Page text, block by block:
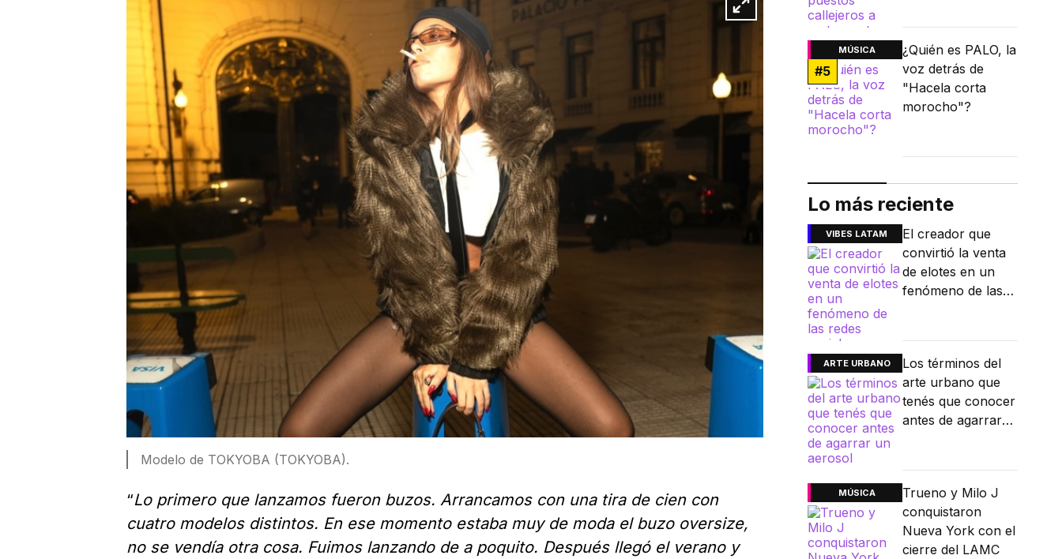
Modelo de TOKYOBA (TOKYOBA).
“Lo primero que lanzamos fueron buzos. Arrancamos con una tira de cien con
cuatro modelos distintos. En ese momento estaba muy de moda el buzo oversize,
no se vendía otra cosa. Fuimos lanzando de a poquito. Después llegó el verano y
MÚSICA
#5
¿Quién es PALO, la
voz detrás de
"Hacela corta
morocho"?
Lo más reciente
VIBES LATAM
El creador que
convirtió la venta
de elotes en un
fenómeno de las
ARTE URBANO
Los términos del
arte urbano que
tenés que conocer
antes de agarrar
MÚSICA
Trueno y Milo J
conquistaron
Nueva York con el
cierre del LAMC